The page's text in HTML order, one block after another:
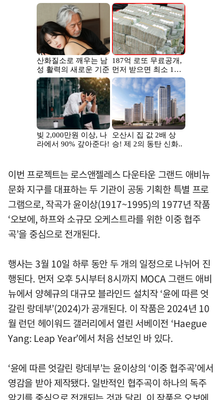
이번 프로젝트는 로스앤젤레스 다운타운 그랜드 애비뉴
문화 지구를 대표하는 두 기관이 공동 기획한 특별 프로
그램으로, 작곡가 윤이상(1917~1995)의 1977년 작품
‘오보에, 하프와 소규모 오케스트라를 위한 이중 협주
곡’을 중심으로 전개된다.
행사는 3월 10일 하루 동안 두 개의 일정으로 나뉘어 진
행된다. 먼저 오후 5시부터 8시까지 MOCA 그랜드 애비
뉴에서 양혜규의 대규모 블라인드 설치작 ‘윤에 따른 엇
갈린 랑데부’(2024)가 공개된다. 이 작품은 2024년 10
월 런던 헤이워드 갤러리에서 열린 서베이전 ‘Haegue
Yang: Leap Year’에서 처음 선보인 바 있다.
‘윤에 따른 엇갈린 랑데부’는 윤이상의 ‘이중 협주곡’에서
영감을 받아 제작됐다. 일반적인 협주곡이 하나의 독주